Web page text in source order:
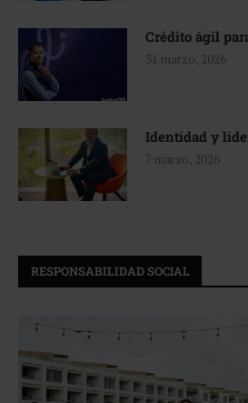
Crédito ágil
31 marzo, 2026
Identidad y
7 marzo, 2026
RESPONSABILIDAD SOCIAL